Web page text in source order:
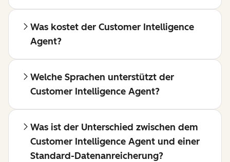
Was kostet der Customer Intelligence
Agent?
Welche Sprachen unterstützt der
Customer Intelligence Agent?
Was ist der Unterschied zwischen dem
Customer Intelligence Agent und einer
Standard-Datenanreicherung?